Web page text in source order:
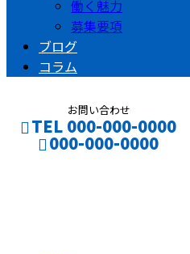
働く魅力
募集要項
ブログ
コラム
お問い合わせ
TEL 000-000-0000
000-000-0000